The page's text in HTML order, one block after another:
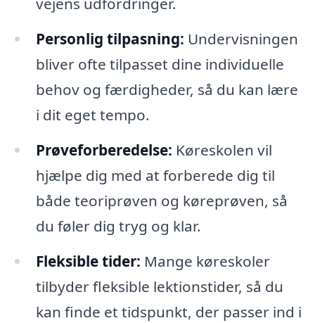
Personlig tilpasning: Undervisningen
bliver ofte tilpasset dine individuelle
behov og færdigheder, så du kan lære
i dit eget tempo.
Prøveforberedelse: Køreskolen vil
hjælpe dig med at forberede dig til
både teoriprøven og køreprøven, så
du føler dig tryg og klar.
Fleksible tider: Mange køreskoler
tilbyder fleksible lektionstider, så du
kan finde et tidspunkt, der passer ind i